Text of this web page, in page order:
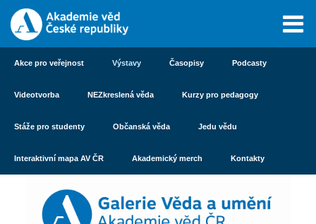
Akce pro veřejnost Výstavy Časopisy Podcasty
Videotvorba NEZkreslená věda Kurzy pro pedagogy
Stáže pro studenty Občanská věda Jedu vědu
Interaktivní mapa AV ČR Akademický merch Kontakty